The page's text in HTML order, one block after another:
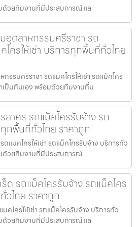
ด้วยทีมงานที่มีประสบการณ์ แล
อุตสาหกรรมศรีราชา รถ
โครให้เช่า บริการทุกพื้นที่ทั่วไทย
รรมศรีราชา รถแมคโครให้เช่า รถแม็คโคร
เป็นกันเอง พร้อมด้วยทีมงานที่ม
สาคร รถแม็คโครรับจ้าง รถ
ทุกพื้นที่ทั่วไทย ราคาถูก
ถแมคโครให้เช่า รถแม็คโครรับจ้าง บริการทั่ว
ด้วยทีมงานที่มีประสบการณ์
ร็ด รถแม็คโครรับจ้าง รถแม็คโคร
วไทย ราคาถูก
มคโครให้เช่า รถแม็คโครรับจ้าง บริการทั่ว
ด้วยทีมงานที่มีประสบการณ์ แล